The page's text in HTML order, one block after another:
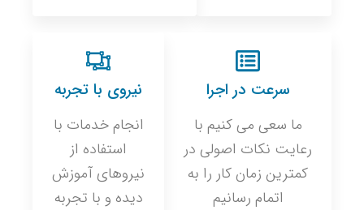
سرعت در اجرا
ما سعی می کنیم با
رعایت نکات اصولی در
کمترین زمان کار را به
اتمام رسانیم
نیروی با تجربه
انجام خدمات با
استفاده از
نیروهای آموزش
دیده و با تجربه